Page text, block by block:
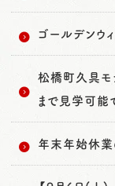
ゴールデンウ
松橋町久具モ
まで見学可能
年末年始休業